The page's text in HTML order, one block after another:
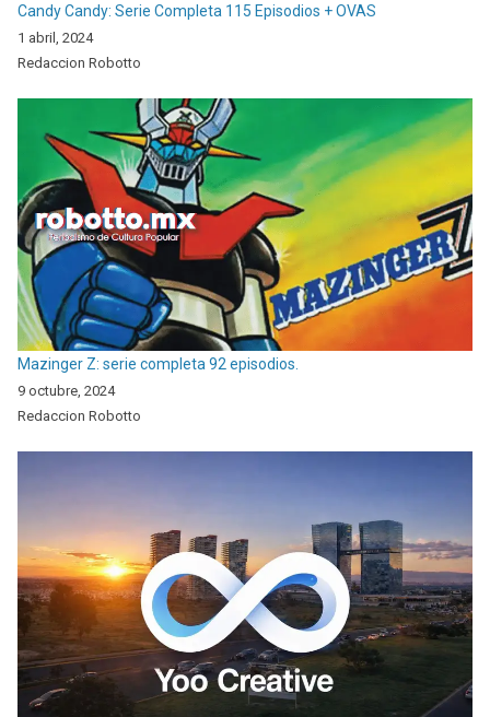
Candy Candy: Serie Completa 115 Episodios + OVAS
1 abril, 2024
Redaccion Robotto
Mazinger Z: serie completa 92 episodios.
9 octubre, 2024
Redaccion Robotto